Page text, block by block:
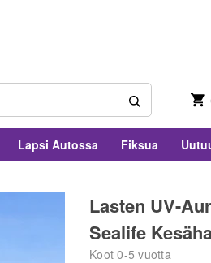
Lapsi Autossa Fiksua
Lasten UV-
Sealife
Koot 0-5 vuotta